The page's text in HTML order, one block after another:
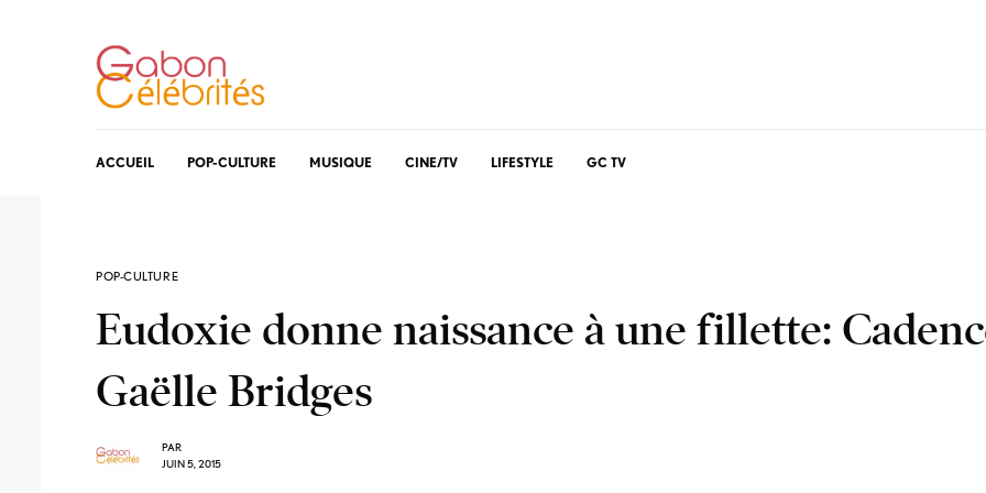
ACCUEIL POP-CULTURE MUSIQUE CINE/TV LIFESTYLE GC TV
POP-CULTURE
Eudoxie donne naissance à une fillette:
Gaëlle Bridges
PAR
JUIN 5, 2015